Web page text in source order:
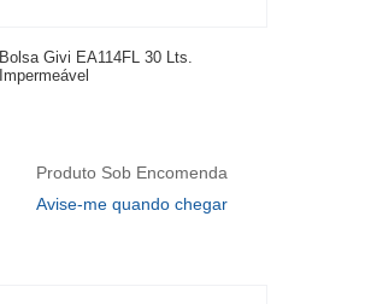
Bolsa Givi EA114FL 30 Lts.
Impermeável
Produto Sob Encomenda
Avise-me quando chegar